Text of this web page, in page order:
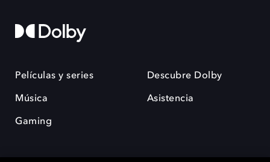
Películas y series
Música
Gaming
Descubre Dolby
Asistencia